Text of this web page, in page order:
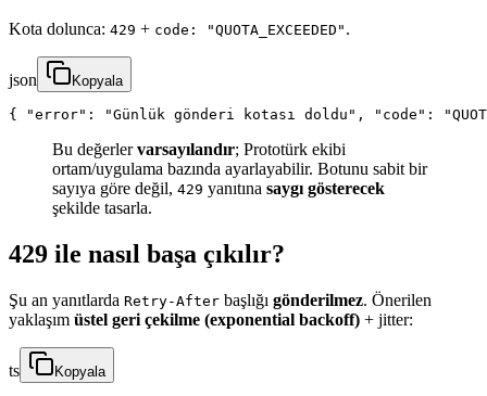
Kota dolunca: 429 + code: "QUOTA_EXCEEDED" .
json Kopyala
{ "error": "Günlük gönderi kotası doldu", "code":
Bu değerlervarsayılandır; Prototürk ekibi
ortam/uygulama bazında ayarlayabilir. Botunu sabit bir
sayıya göre değil, 429 yanıtına saygı gösterecek
şekilde tasarla.
429 ile nasıl başa çıkılır?
Şu an yanıtlarda Retry-After başlığı gönderilmez. Önerilen
yaklaşım üstel geri çekilme (exponential backoff) + jitter:
ts Kopyala